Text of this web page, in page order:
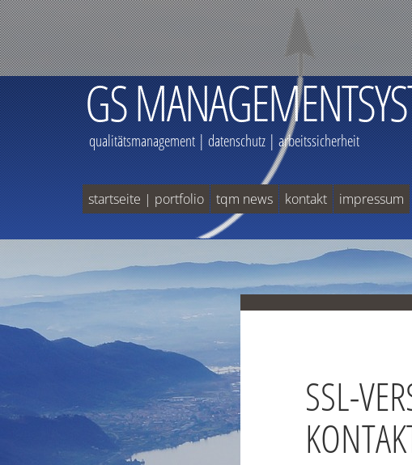
GS
qualitätsmanagement | datenschutz | arbeitssicherheit
startseite | portfolio tqm news kontakt impressum
SSL-